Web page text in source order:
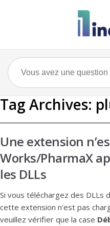
Tag Archives:
Une extension
Works/PharmaX
les DLLs
Si vous téléchargez des
cette extension n'est pas
veuillez vérifier que la case